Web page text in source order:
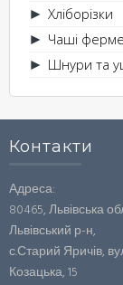
► Хліборізки
► Чаші
► Шнури та
Контакти
Адреса:
80465, Львівська
Львівський р-н,
с.Старий Яричів,
Козацька, 15